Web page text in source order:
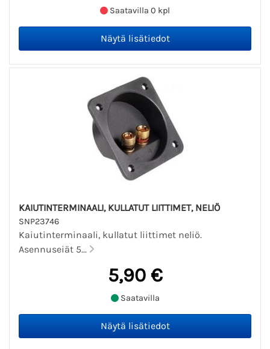
Saatavilla 0 kpl
KAIUTINTERMINAALI, KULLATUT LIITTIMET, NELIÖ
SNP23746
Kaiutinterminaali, kullatut liittimet neliö.
Asennuseiät 5...
5,90 €
Saatavilla